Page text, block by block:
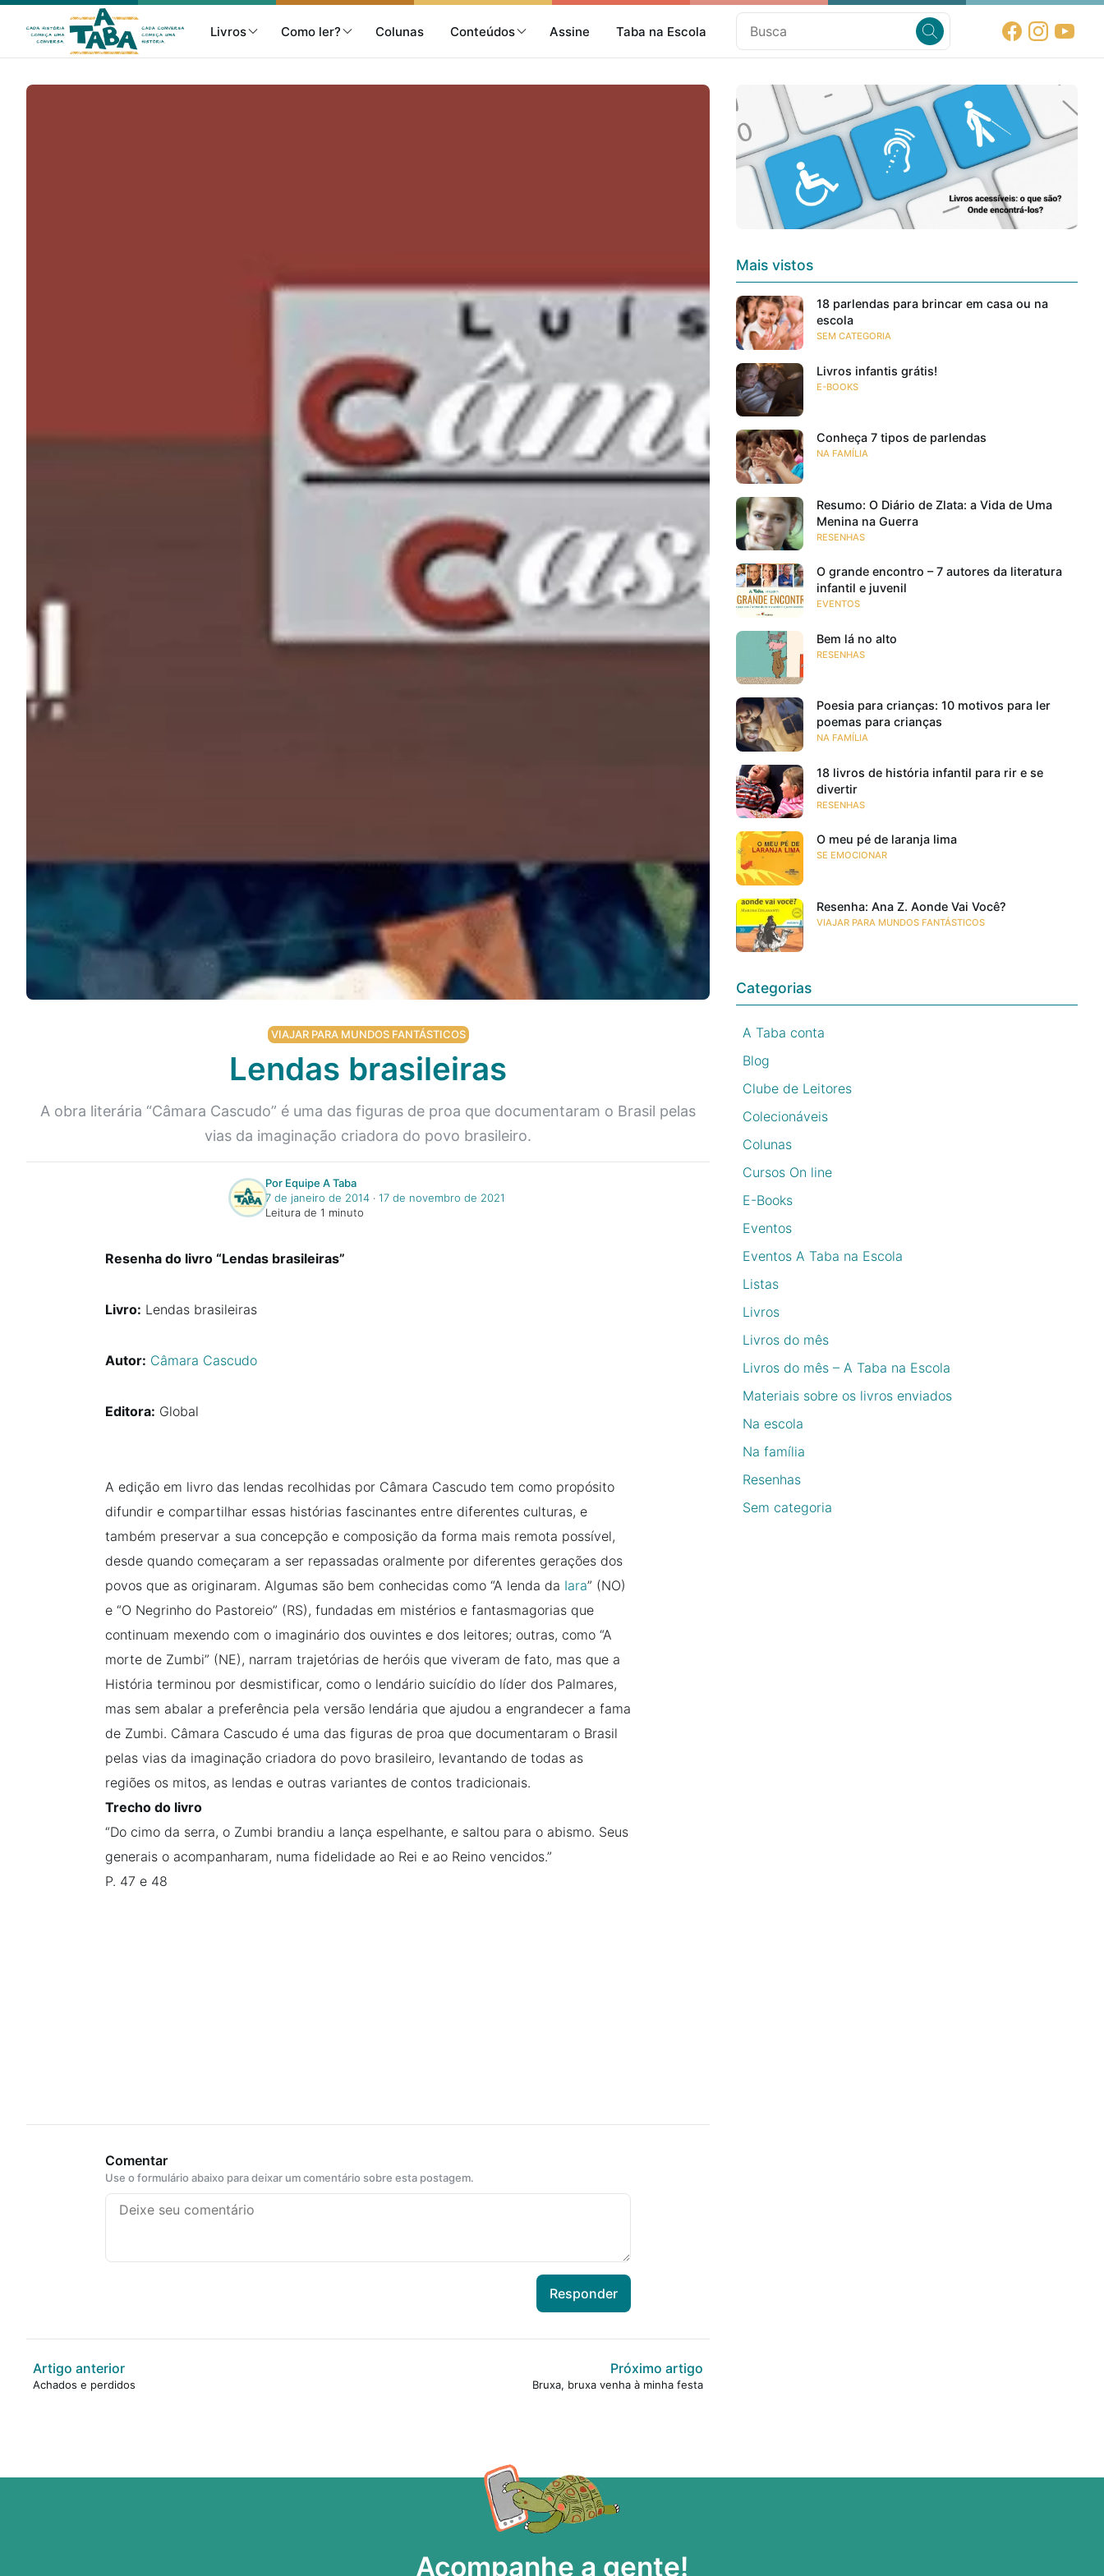
Livros Como ler? Colunas Conteúdos Assine Taba na Escola
Na família
Cursos On line
Eventos
Taba na Escola
VIAJAR PARA MUNDOS FANTÁSTICOS
Lendas brasileiras
A obra literária “Câmara Cascudo” é uma das figuras de proa que documentaram o Brasil pelas
vias da imaginação criadora do povo brasileiro.
Por Equipe A Taba
7 de janeiro de 2014 ‧ 17 de novembro de 2021
Leitura de 1 minuto
Resenha do livro “Lendas brasileiras”
Livro: Lendas brasileiras
Autor: Câmara Cascudo
Editora: Global
A edição em livro das lendas recolhidas por Câmara Cascudo tem como propósito
difundir e compartilhar essas histórias fascinantes entre diferentes culturas, e
também preservar a sua concepção e composição da forma mais remota possível,
desde quando começaram a ser repassadas oralmente por diferentes gerações dos
povos que as originaram. Algumas são bem conhecidas como “A lenda da Iara” (NO)
e “O Negrinho do Pastoreio” (RS), fundadas em mistérios e fantasmagorias que
continuam mexendo com o imaginário dos ouvintes e dos leitores; outras, como “A
morte de Zumbi” (NE), narram trajetórias de heróis que viveram de fato, mas que a
História terminou por desmistificar, como o lendário suicídio do líder dos Palmares,
mas sem abalar a preferência pela versão lendária que ajudou a engrandecer a fama
de Zumbi. Câmara Cascudo é uma das figuras de proa que documentaram o Brasil
pelas vias da imaginação criadora do povo brasileiro, levantando de todas as
regiões os mitos, as lendas e outras variantes de contos tradicionais.
Trecho do livro
“Do cimo da serra, o Zumbi brandiu a lança espelhante, e saltou para o abismo. Seus
generais o acompanharam, numa fidelidade ao Rei e ao Reino vencidos.”
P. 47 e 48
Comentar
Use o formulário abaixo para deixar um comentário sobre esta postagem.
Responder
Artigo anterior
Achados e perdidos
Próximo artigo
Bruxa, bruxa venha à minha festa
Mais vistos
18 parlendas para brincar em casa ou na
escola
SEM CATEGORIA
Livros infantis grátis!
E-BOOKS
Conheça 7 tipos de parlendas
NA FAMÍLIA
Resumo: O Diário de Zlata: a Vida de Uma
Menina na Guerra
RESENHAS
O grande encontro – 7 autores da literatura
infantil e juvenil
EVENTOS
Bem lá no alto
RESENHAS
Poesia para crianças: 10 motivos para ler
poemas para crianças
NA FAMÍLIA
18 livros de história infantil para rir e se
divertir
RESENHAS
O meu pé de laranja lima
SE EMOCIONAR
Resenha: Ana Z. Aonde Vai Você?
VIAJAR PARA MUNDOS FANTÁSTICOS
Categorias
A Taba conta
Blog
Clube de Leitores
Colecionáveis
Colunas
Cursos On line
E-Books
Eventos
Eventos A Taba na Escola
Listas
Livros
Livros do mês
Livros do mês – A Taba na Escola
Materiais sobre os livros enviados
Na escola
Na família
Resenhas
Sem categoria
Acompanhe a gente!